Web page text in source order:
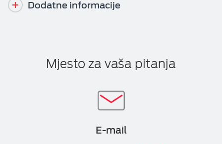
Dodatne informacije
Mjesto za vaša pitanja
E-mail